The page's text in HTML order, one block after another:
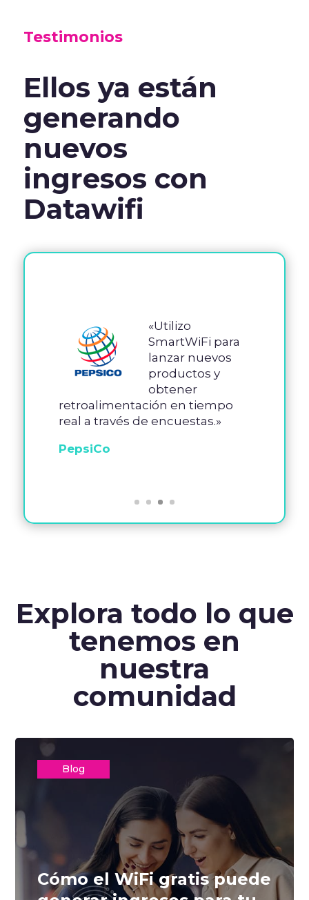
Testimonios
Ellos ya están
generando
nuevos
ingresos con
Datawifi
«Utilizo
SmartWiFi para
lanzar nuevos
productos y
obtener
retroalimentación en tiempo
real a través de encuestas.»
PepsiCo
Explora todo lo que
tenemos en
nuestra
comunidad
Blog
Cómo el WiFi gratis puede